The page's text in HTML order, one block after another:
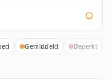
Gemiddeld Beperkt